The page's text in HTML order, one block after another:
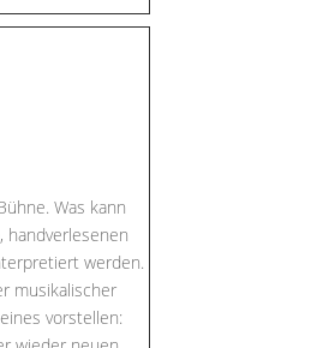
Was kann
handverlesenen
werden.
musikalischer
vorstellen: